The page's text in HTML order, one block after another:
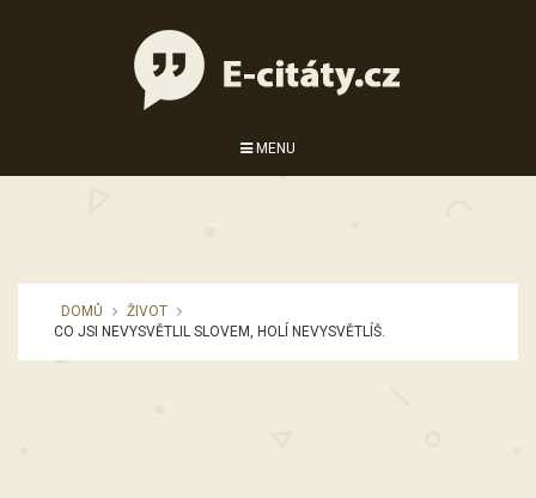
MENU
DOMŮ
ŽIVOT
CO JSI NEVYSVĚTLIL SLOVEM, HOLÍ NEVYSVĚTLÍŠ.